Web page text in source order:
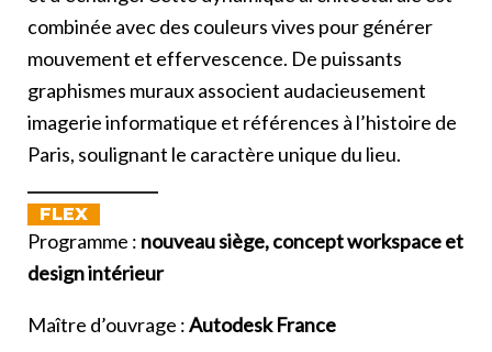
combinée avec des couleurs vives pour générer
mouvement et effervescence. De puissants
graphismes muraux associent audacieusement
imagerie informatique et références à l’histoire de
Paris, soulignant le caractère unique du lieu.
FLEX OFF
Programme : nouveau siège, concept workspace et
design intérieur
Maître d’ouvrage :Autodesk France